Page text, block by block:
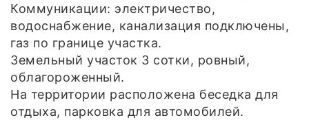
Коммуникации: электричество,
водоснабжение, канализация подключены,
газ по границе участка.
Земельный участок 3 сотки, ровный,
облагороженный.
На территории расположена беседка для
отдыха, парковка для автомобилей.